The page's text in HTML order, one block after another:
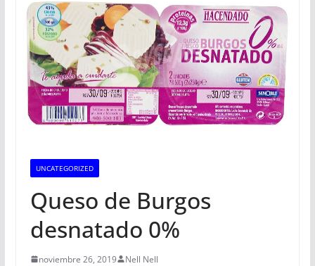
UNCATEGORIZED
Queso de Burgos
desnatado 0%
noviembre 26, 2019 Nell Nell